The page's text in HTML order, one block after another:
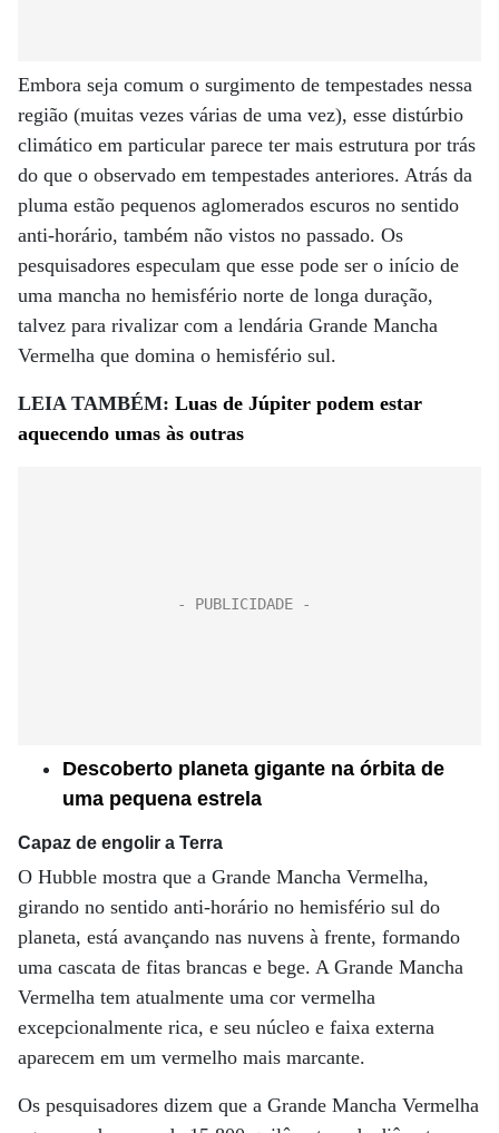
Embora seja comum o surgimento de tempestades nessa
região (muitas vezes várias de uma vez), esse distúrbio
climático em particular parece ter mais estrutura por trás
do que o observado em tempestades anteriores. Atrás da
pluma estão pequenos aglomerados escuros no sentido
anti-horário, também não vistos no passado. Os
pesquisadores especulam que esse pode ser o início de
uma mancha no hemisfério norte de longa duração,
talvez para rivalizar com a lendária Grande Mancha
Vermelha que domina o hemisfério sul.
LEIA TAMBÉM: Luas de Júpiter podem estar
aquecendo umas às outras
Descoberto planeta gigante na órbita de
uma pequena estrela
Capaz de engolir a Terra
O Hubble mostra que a Grande Mancha Vermelha,
girando no sentido anti-horário no hemisfério sul do
planeta, está avançando nas nuvens à frente, formando
uma cascata de fitas brancas e bege. A Grande Mancha
Vermelha tem atualmente uma cor vermelha
excepcionalmente rica, e seu núcleo e faixa externa
aparecem em um vermelho mais marcante.
Os pesquisadores dizem que a Grande Mancha Vermelha